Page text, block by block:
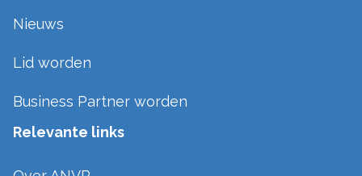
Nieuws
Lid worden
Business Partner worden
Relevante links